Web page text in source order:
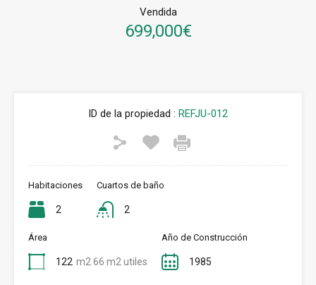
Vendida
699,000€
ID de la propiedad : REFJU-012
Habitaciones
2
Cuartos de baño
2
Área
122 m2 66 m2 utiles
Año de Construcción
1985